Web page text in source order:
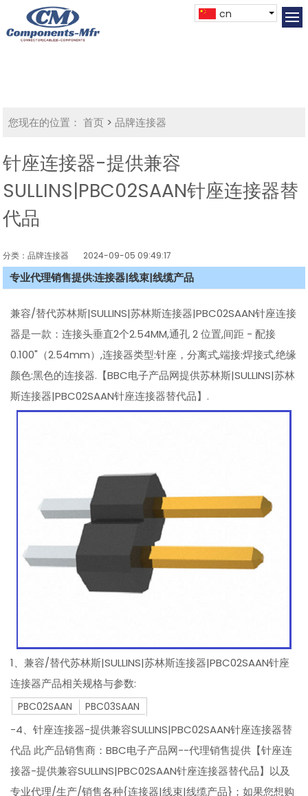
cn
您现在的位置： 首页 >品牌连接器
针座连接器-提供兼容
SULLINS|PBC02SAAN针座连接器替
代品
分类：品牌连接器 2024-09-05 09:49:17
专业代理销售提供:连接器|线束|线缆产品
兼容/替代苏林斯|SULLINS|苏林斯连接器|PBC02SAAN针座连接
器是一款：连接头垂直2个2.54MM,通孔 2 位置,间距 - 配接
0.100"（2.54mm）,连接器类型:针座，分离式,端接:焊接式,绝缘
颜色:黑色的连接器.【BBC电子产品网提供苏林斯|SULLINS|苏林
斯连接器|PBC02SAAN针座连接器替代品】.
1、兼容/替代苏林斯|SULLINS|苏林斯连接器|PBC02SAAN针座
连接器产品相关规格与参数:
PBC02SAAN PBC03SAAN
-4、针座连接器-提供兼容SULLINS|PBC02SAAN针座连接器替
代品 此产品销售商：BBC电子产品网--代理销售提供【针座连
接器-提供兼容SULLINS|PBC02SAAN针座连接器替代品】以及
专业代理/生产/销售各种{连接器|线束|线缆产品}；如果您想购